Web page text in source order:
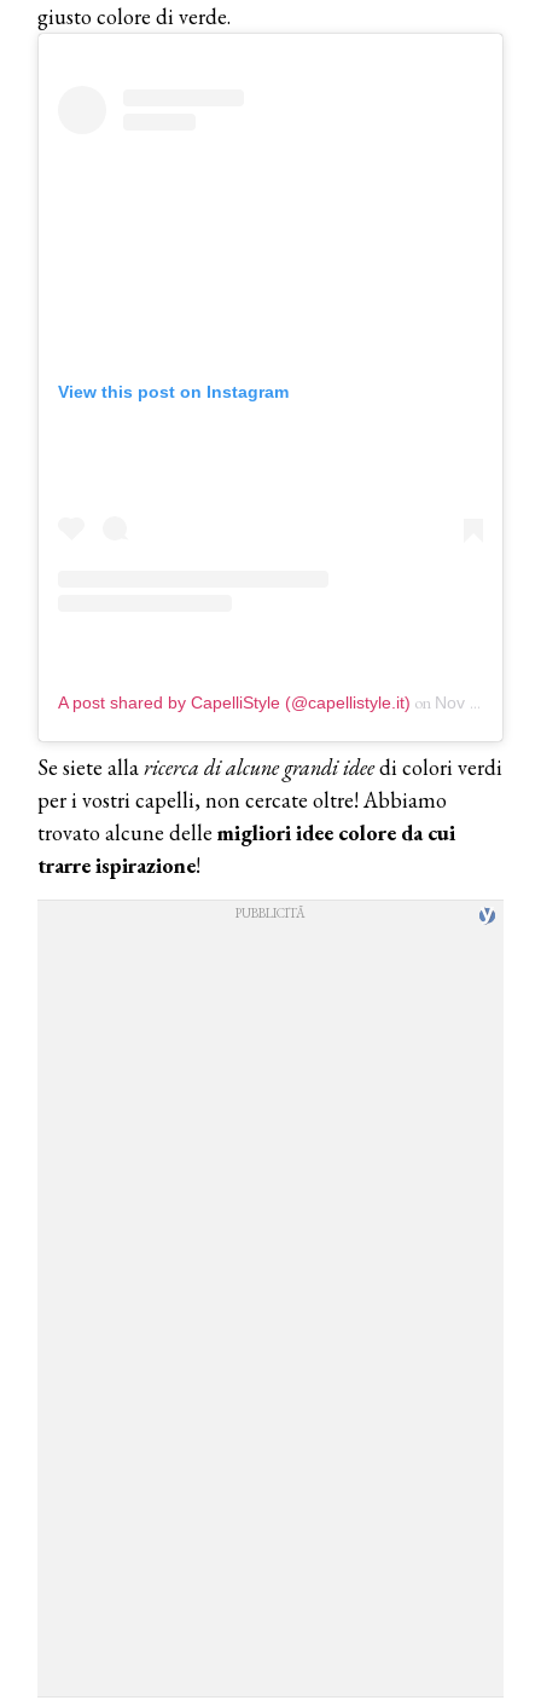
giusto colore di verde.
View this post on Instagram
A post shared by CapelliStyle (@capellistyle.it) on Nov 27, 2018 at 11:22am PST
Se siete allaricerca di alcune grandi ideedi colori verdi
per i vostri capelli, non cercate oltre! Abbiamo
trovato alcune delle migliori idee colore da cui
trarre ispirazione!